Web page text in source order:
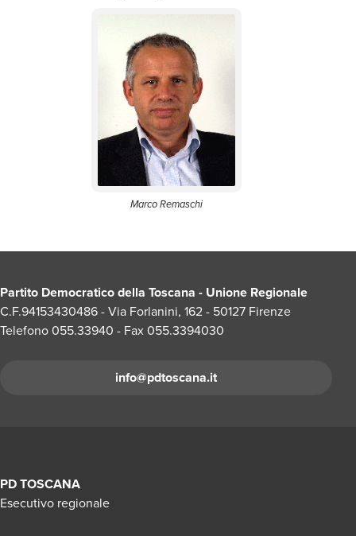
Marco Remaschi
Partito Democratico della Toscana - Unione Regionale
C.F.94153430486 - Via Forlanini, 162 - 50127 Firenze
Telefono 055.33940 - Fax 055.3394030
info@pdtoscana.it
PD TOSCANA
Esecutivo regionale